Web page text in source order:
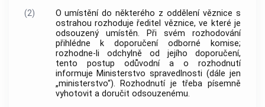
(2)
O umístění do některého z oddělení věznice s
ostrahou rozhoduje ředitel věznice, ve které je
odsouzený umístěn. Při svém rozhodování
přihlédne k doporučení odborné komise;
rozhodne-li odchylně od jejího doporučení,
tento postup odůvodní a o rozhodnutí
informuje Ministerstvo spravedlnosti (dále jen
„ministerstvo“). Rozhodnutí je třeba písemně
vyhotovit a doručit odsouzenému.